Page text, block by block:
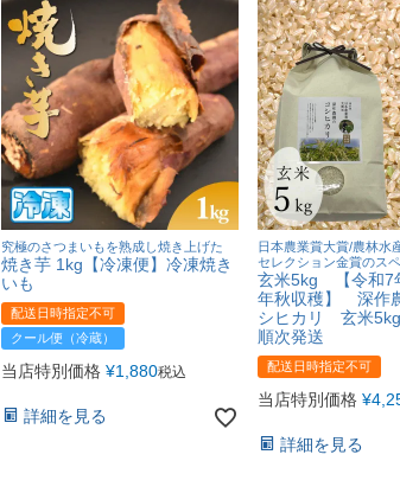
究極のさつまいもを熟成し焼き上げた
焼き芋 1kg【冷凍便】冷凍焼き
いも
配送日時指定不可
クール便（冷蔵）
当店特別価格 ¥1,880税込
詳細を見る
日本農業賞大賞/農林水
セレクション金賞のス
玄米5kg 【令和7
年秋収穫】 深
シヒカリ 玄米
順次発送
配送日時指定不可
当店特別価格 ¥
詳細を見る